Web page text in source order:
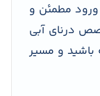
مطمئن و
درنای آبی
باشید و مسیر